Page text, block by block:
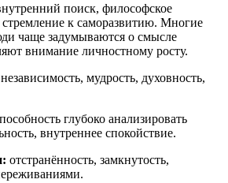
поиск, философское
к саморазвитию. Многие
чаще задумываются о смысле
внимание личностному росту.
независимость, мудрость, духовность,
глубоко анализировать
внутреннее спокойствие.
отстранённость, замкнутость,